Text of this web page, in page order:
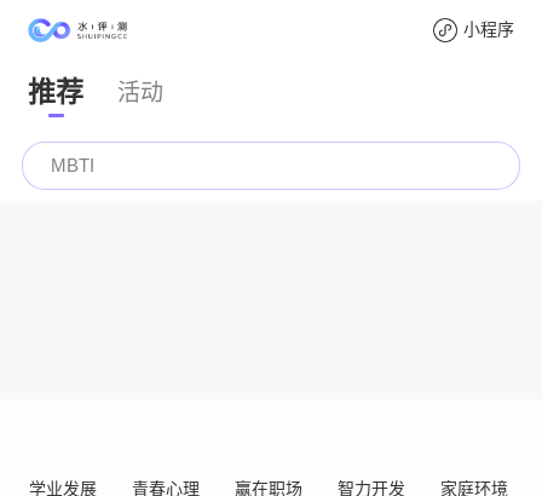
小程序
推荐 活动
MBTI
情商
心理健康
青少年
学业发展 青春心理 赢在职场 智力开发 家庭环境